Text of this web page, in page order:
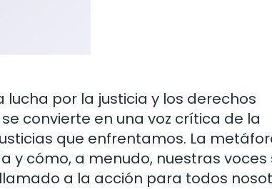
lucha por la justicia y los derechos
convierte en una voz crítica de la
que enfrentamos. La
y cómo, a menudo, nuestras voces
a la acción para todos